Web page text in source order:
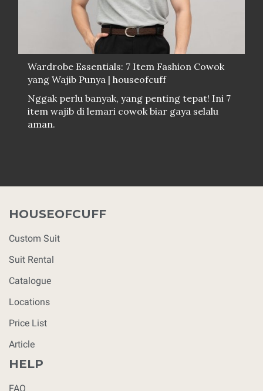
Wardrobe Essentials: 7 Item Fashion Cowok
yang Wajib Punya | houseofcuff
Nggak perlu banyak, yang penting tepat! Ini 7
item wajib di lemari cowok biar gaya selalu
aman.
HOUSEOFCUFF
Custom Suit
Suit Rental
Catalogue
Locations
Price List
Article
HELP
FAQ